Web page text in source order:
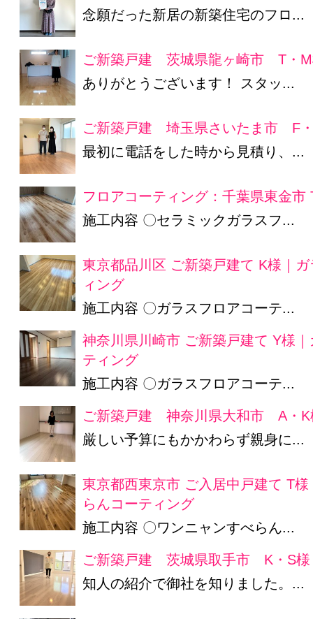
念願だった新居の新築住宅のフロ...
ご新築戸建 茨城県龍ヶ崎市 T・
ありがとうございます！ スタッ...
ご新築戸建 埼玉県さいたま市 F
最初に電話をした時から見積り、...
フロアコーティング：千葉県東金市
施工内容 〇セラミックガラスフ...
東京都品川区 ご新築戸建て K様｜
ィング
施工内容 〇ガラスフロアコーテ...
神奈川県川崎市 ご新築戸建て Y様
ティング
施工内容 〇ガラスフロアコーテ...
ご新築戸建 神奈川県大和市 A・K
厳しい予算にもかかわらず親身に...
東京都西東京市 ご入居中戸建て T
らんコーティング
施工内容 〇ワンニャンすべらん...
ご新築戸建 茨城県取手市 K・S様
知人の紹介で御社を知りました。...